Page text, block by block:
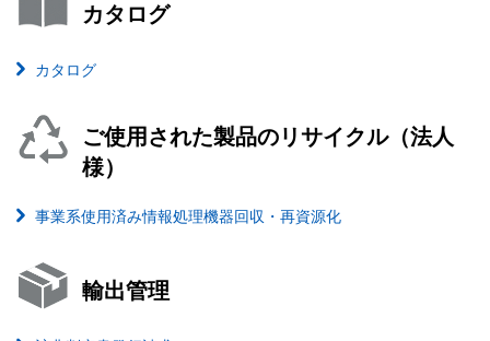
カタログ
カタログ
ご使用された製品のリサイクル（法人
様）
事業系使用済み情報処理機器回収・再資源化
輸出管理